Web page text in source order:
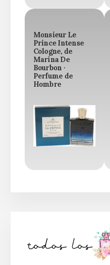
Monsieur Le
Prince Intense
Cologne, de
Marina De
Bourbon ·
Perfume de
Hombre
lateral